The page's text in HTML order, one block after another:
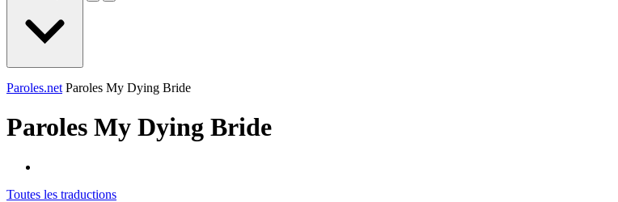
Paroles.net Paroles My Dying Bride
Paroles My Dying Bride
Toutes les traductions